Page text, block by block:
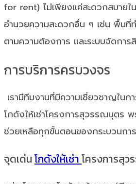
for rent) ไม่เพียงแค่สะดวกสบายใ
อำนวยความสะดวกอื่น ๆ เช่น พื้นที่
ตามความต้องการ และระบบจัดการ
การบริการครบวงจร
เรามีทีมงานที่มีความเชี่ยวชาญในก
โกดังให้เช่าโครงการสุวรรณบุตร
ช่วยเหลือทุกขั้นตอนของกระบวนการ
จุดเด่นโกดังให้เช่าโครงการสุ